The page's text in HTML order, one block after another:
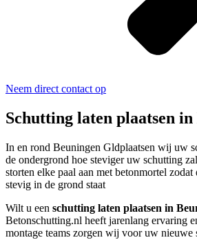
Neem direct contact op
Schutting laten plaatsen
In en rond Beuningen Gldplaatsen wij uw
de ondergrond hoe steviger uw schutting
storten elke paal aan met betonmortel
stevig in de grond staat
Wilt u een schutting laten plaatsen in
Betonschutting.nl heeft jarenlang ervaring
montage teams zorgen wij voor uw nieuwe